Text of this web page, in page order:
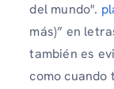
del mundo".
más)” en
también es
como cuando